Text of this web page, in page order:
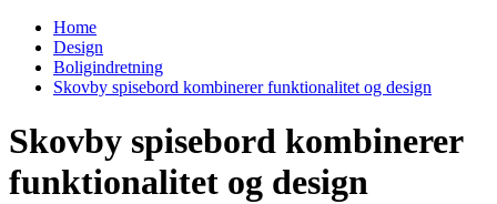
Home
Design
Boligindretning
Skovby spisebord kombinerer funktionalitet og design
Skovby spisebord kombinerer
funktionalitet og design